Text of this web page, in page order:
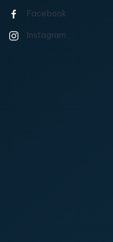
Facebook
Instagram